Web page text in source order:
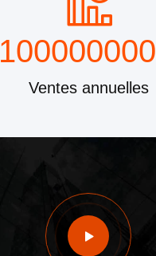
100000000
Ventes annuelles